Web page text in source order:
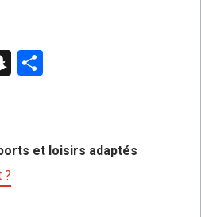
S
n
p
c
g
er
et loisirs adaptés
?